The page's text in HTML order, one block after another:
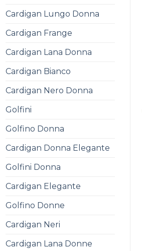
Cardigan Lungo Donna
Cardigan Frange
Cardigan Lana Donna
Cardigan Bianco
Cardigan Nero Donna
Golfini
Golfino Donna
Cardigan Donna Elegante
Golfini Donna
Cardigan Elegante
Golfino Donne
Cardigan Neri
Cardigan Lana Donne